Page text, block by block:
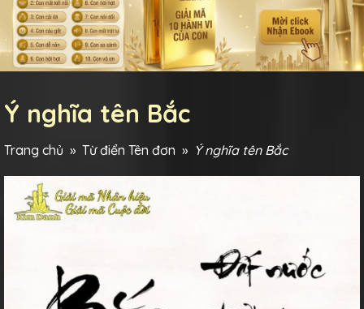
Ý nghĩa tên Bắc
Trang chủ » Từ điển Tên đơn » Ý nghĩa tên Bắc